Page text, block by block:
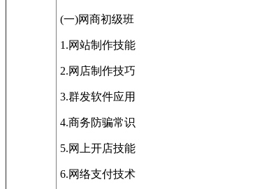
(一)网商初级班
1.网站制作技能
2.网店制作技巧
3.群发软件应用
4.商务防骗常识
5.网上开店技能
6.网络支付技术